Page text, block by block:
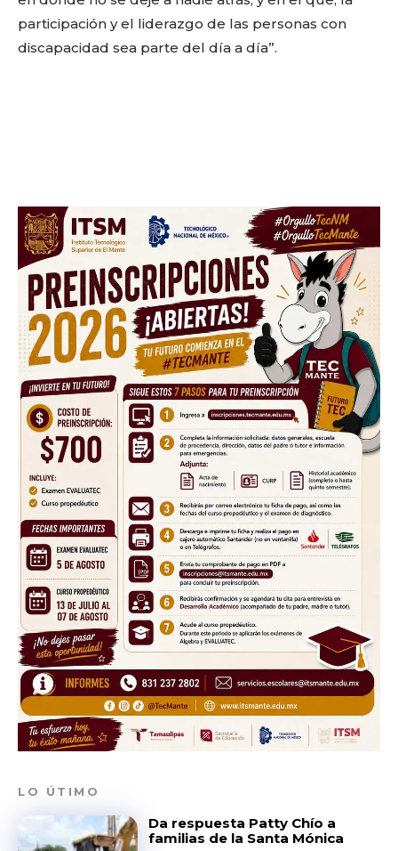
Don't miss
out!
participación y el liderazgo de las personas con
discapacidad sea parte del día a día”.
LO ÚTIMO
Da respuesta Patty Chío a
familias de la Santa Mónica